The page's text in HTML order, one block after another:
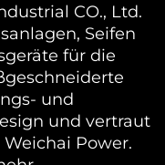
CO., Ltd.
Seifen
für die
und
und vertraut
Weichai Power.